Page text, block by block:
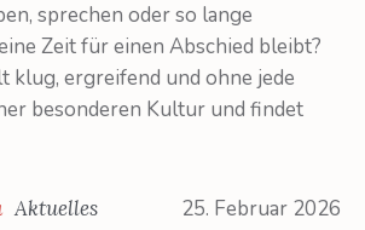
sprechen oder so lange
Zeit für einen Abschied bleibt?
klug, ergreifend und ohne jede
besonderen Kultur und findet
25. Februar 2026
Aktuelles